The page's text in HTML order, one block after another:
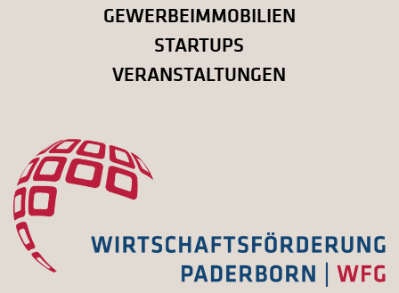
GEWERBEIMMOBILIEN
STARTUPS
VERANSTALTUNGEN